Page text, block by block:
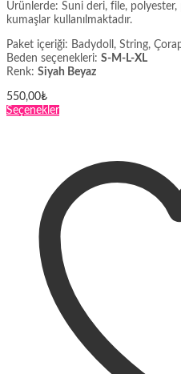
Ürünlerde: Suni deri, file,
kumaşlar kullanılmaktadır.
Paket içeriği: Badydoll, String,
Beden seçenekleri: S-M-L-XL
Renk: Siyah Beyaz
550,00₺
SeçeneklerBu
varyasyonu
var.
Seçenekler
ürün
sayfasından
seçilebilir